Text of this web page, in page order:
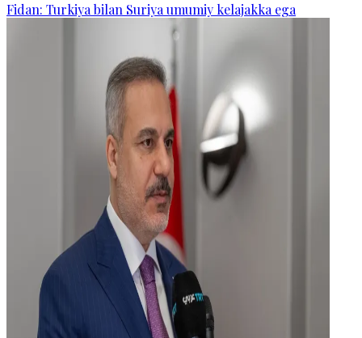
Fidan: Turkiya bilan Suriya umumiy kelajakka ega